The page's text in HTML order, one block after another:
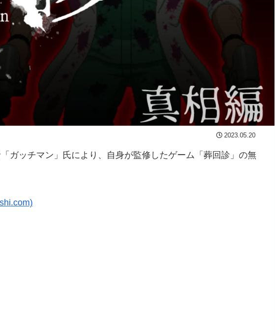
2023.05.20
ガッチマン」氏により、自身が監修したゲーム「葬回診」の無